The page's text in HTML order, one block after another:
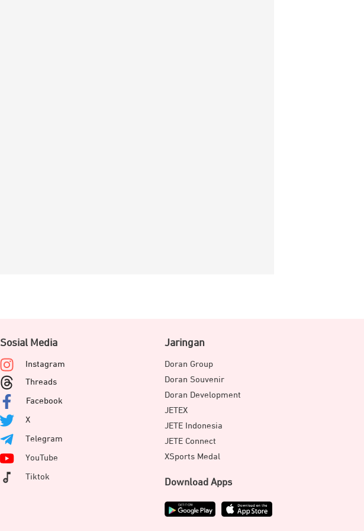
Sosial Media
Instagram
Threads
Facebook
X
Telegram
YouTube
Tiktok
Jaringan
Doran Group
Doran Souvenir
Doran Development
JETEX
JETE Indonesia
JETE Connect
XSports Medal
Download Apps